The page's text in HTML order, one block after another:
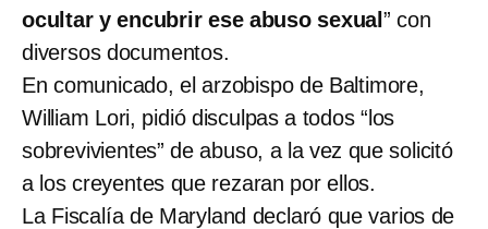
ocultar y encubrir ese abuso sexual ” con
diversos documentos.
En comunicado, el arzobispo de Baltimore,
William Lori, pidió disculpas a todos “los
sobrevivientes” de abuso, a la vez que solicitó
a los creyentes que rezaran por ellos.
La Fiscalía de Maryland declaró que varios de